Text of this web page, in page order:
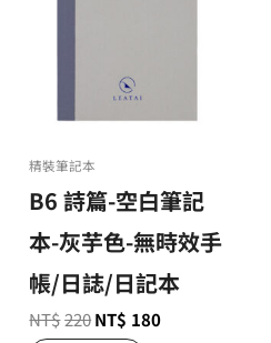
精裝筆記本
B6 詩篇-空白筆記
本-灰芋色-無時效手
帳/日誌/日記本
NT$220NT$ 180